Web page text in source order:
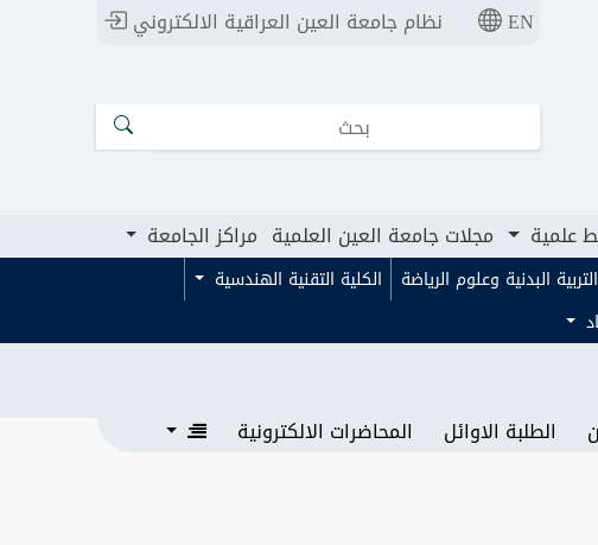
مجلات جامعة العين العلمية مراكز الجامعة
EN نظام جامعة العين العراقية الالكتروني
علمية مجلات جامعة العين العلمية مراكز الجامعة
البدنية وعلوم الرياضة
الكلية التقنية الهندسية
الطلبة الاوائل المحاضرات الالكترونية